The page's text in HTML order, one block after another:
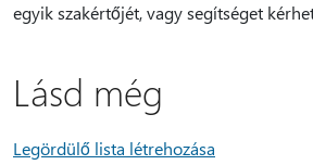
egyik szakértőjét, vagy segítséget
Lásd még
Legördülő lista létrehozása